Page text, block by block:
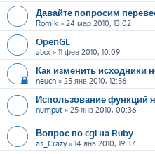
Давайте попросим
Romik » 24 мар 2010, 13:02
OpenGL
alxx » 11 фев 2010, 10:09
Как изменить исходники
neuch » 25 янв 2010, 12:56
Использование функций
numput » 25 янв 2010, 00:36
Вопрос по cgi на Ruby.
as_Crazy» 14 янв 2010, 19:37